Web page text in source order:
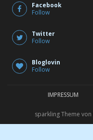
Facebook
Follow
Twitter
Follow
Bloglovin
Follow
IMPRESSUM
sparkling Theme von